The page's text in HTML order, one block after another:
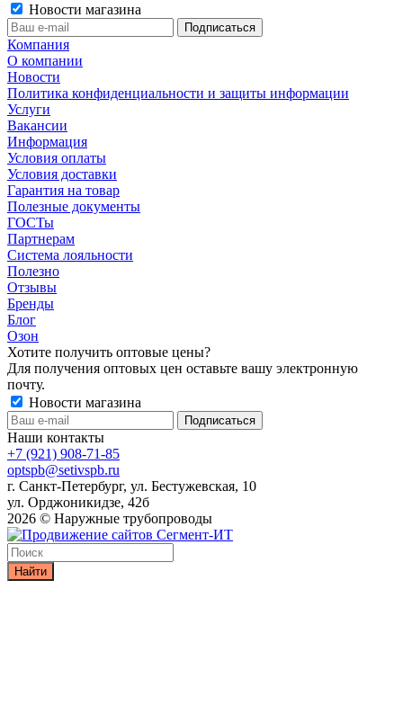
Новости магазина
Компания
О компании
Новости
Политика конфиденциальности и защиты информации
Услуги
Вакансии
Информация
Условия оплаты
Условия доставки
Гарантия на товар
Полезные документы
ГОСТы
Партнерам
Система лояльности
Полезно
Отзывы
Бренды
Блог
Озон
Хотите получить оптовые цены?
Для получения оптовых цен оставьте вашу электронную
почту.
Новости магазина
Наши контакты
+7 (921) 908-71-85
optspb@setivspb.ru
г. Санкт-Петербург, ул. Бестужевская, 10
ул. Орджоникидзе, 42б
2026 © Наружные трубопроводы
Найти